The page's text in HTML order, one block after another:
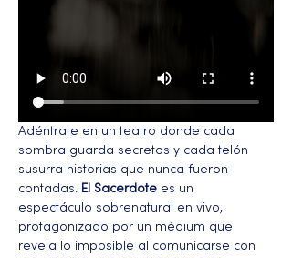
Adéntrate en un teatro donde cada
sombra guarda secretos y cada telón
susurra historias que nunca fueron
contadas.
El Sacerdote es un
espectáculo sobrenatural en vivo,
protagonizado por un médium que
revela lo imposible al comunicarse con